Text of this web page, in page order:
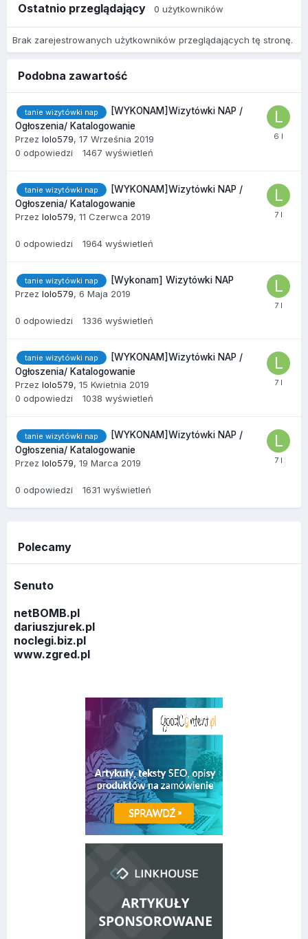
Ostatnio przeglądający 0 użytkowników
Brak zarejestrowanych użytkowników przeglądających tę stronę.
Podobna zawartość
tanie wizytówki nap
[WYKONAM]Wizytówki NAP /
Ogłoszenia/ Katalogowanie
Przez lolo579, 17 Września 2019
0 odpowiedzi 1467 wyświetleń
tanie wizytówki nap
[WYKONAM]Wizytówki NAP /
Ogłoszenia/ Katalogowanie
Przez lolo579, 11 Czerwca 2019
0 odpowiedzi 1964 wyświetleń
tanie wizytówki nap
[Wykonam] Wizytówki NAP
Przez lolo579, 6 Maja 2019
0 odpowiedzi 1336 wyświetleń
tanie wizytówki nap
[WYKONAM]Wizytówki NAP /
Ogłoszenia/ Katalogowanie
Przez lolo579, 15 Kwietnia 2019
0 odpowiedzi 1038 wyświetleń
tanie wizytówki nap
[WYKONAM]Wizytówki NAP /
Ogłoszenia/ Katalogowanie
Przez lolo579, 19 Marca 2019
0 odpowiedzi 1631 wyświetleń
Polecamy
Senuto
netBOMB.pl
dariuszjurek.pl
noclegi.biz.pl
www.zgred.pl